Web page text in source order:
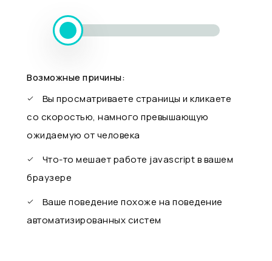
Возможные причины:
Вы просматриваете страницы и кликаете
со скоростью, намного превышающую
ожидаемую от человека
Что-то мешает работе javascript в вашем
браузере
Ваше поведение похоже на поведение
автоматизированных систем